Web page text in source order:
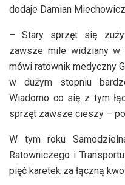
dodaje Damian
– Stary sprzęt się
zawsze mile widziany w
mówi ratownik medyczny
w dużym stopniu
Wiadomo co się z tym
sprzęt zawsze cieszy –
W tym roku
Ratowniczego i
pięć karetek za łączną